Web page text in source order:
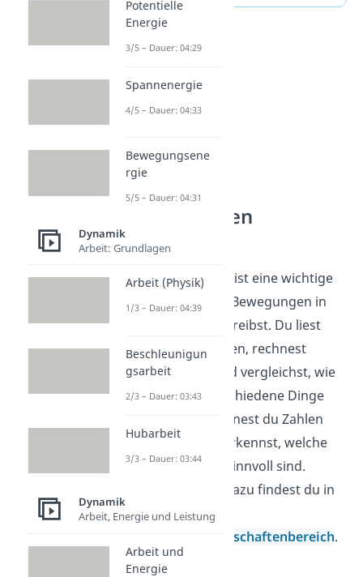
Bewegungen
verstehen
Geschwindigkeit ist eine wichtige
Größe, wenn du Bewegungen in
der Physik beschreibst. Du liest
Werte aus Tabellen, rechnest
Einheiten um und vergleichst, wie
schnell sich verschiedene Dinge
bewegen. So ordnest du Zahlen
besser ein und erkennst, welche
Werte im Alltag sinnvoll sind.
Weitere Videos dazu findest du in
unserem
Ingenieurwissenschaftenbereich.
Potentielle
Energie
3/5 – Dauer: 04:29
Spannenergie
4/5 – Dauer: 04:33
Bewegungsene
rgie
5/5 – Dauer: 04:31
Dynamik
Arbeit: Grundlagen
Arbeit (Physik)
1/3 – Dauer: 04:39
Beschleunigun
gsarbeit
2/3 – Dauer: 03:43
Hubarbeit
3/3 – Dauer: 03:44
Dynamik
Arbeit, Energie und Leistung
Arbeit und
Energie